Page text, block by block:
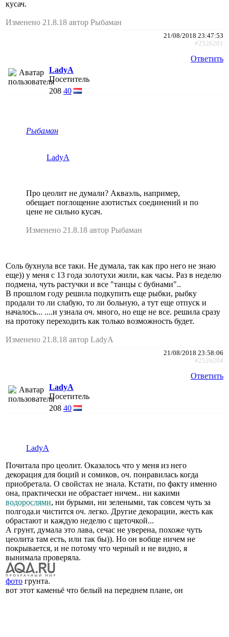
кусач.
Изменено 21.8.18 автор Рыбаман
21/08/2018 23:47:53
#2526201
Ответить
LadyA
Посетитель
208 40
Рыбаман
LadyA
Про цеолит не думали? Акваэль, например,
обещает поглощение азотистых соединений и по
цене не сильно кусач.
Изменено 21.8.18 автор Рыбаман
Соль бухнула все таки. Не думала, так как про него не знаю
еще)) у меня с 13 года золотухи жили, как часы. Раз в неделю
подмена, чуть растучки и все "танцы с бубнами"..
В прошлом году решила подкупить еще рыбки, рыбку
продали то ли слабую, то ли больную, а тут еще отпуск и
началось... ....и узнала оч. много, но еще не все. решила сразу
на протоку переходить как только возможность будет.
Изменено 21.8.18 автор LadyA
21/08/2018 23:58:06
#2526204
Ответить
LadyA
Посетитель
208 40
LadyA
Почитала про цеолит. Оказалось что у меня из него
декорация для боций и сомиков, оч. понравилась когда
приобретала. О свойстах не знала. Кстати, по факту именно
она, практически не обрастает ничем.. ни какими
водорослями, ни бурыми, ни зелеными, так совсем чуть за
полгода.и чистится оч. легко. Другие декорации, жесть как
обрастают и каждую неделю с щеточкой...
А грунт, думала это лава, сечас не уверена, похоже чуть
цеолита там есть, или так бы)). Но он вобще ничем не
покрывается, и не потому что черный и не видно, я
вынимала проверяла.
фото грунта.
вот этот каменьё что белый на переднем плане, он